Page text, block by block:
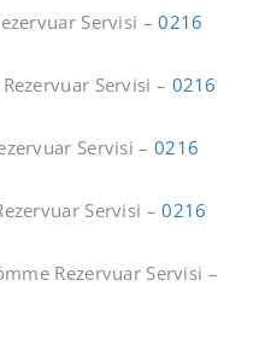
Servisi –0216
Servisi – 0216
Servisi – 0216
Servisi –0216
Rezervuar Servisi –